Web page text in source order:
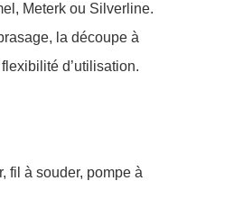
Meterk ou Silverline.
la découpe à
d’utilisation.
fil à souder, pompe à